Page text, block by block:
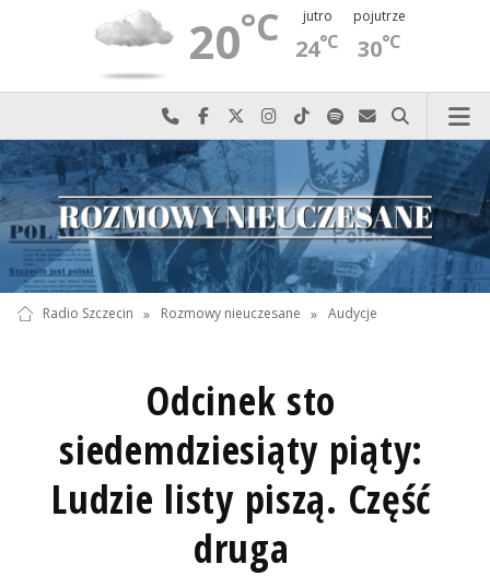
20°C jutro
24°C
pojutrze
30°C
Najlepiej po prostu do nas zadzwoń
Odwiedź nas na Facebook-u
Odwiedź nas na X
Odwiedź nas na Instagram-ie
Odwiedź nas na TikTok-u
Szukaj nas na Spotify
Wyślij do nas
Szukaj
Radio Szczecin » Rozmowy nieuczesane » Audycje
Odcinek sto
siedemdziesiąty piąty:
Ludzie listy piszą. Część
druga